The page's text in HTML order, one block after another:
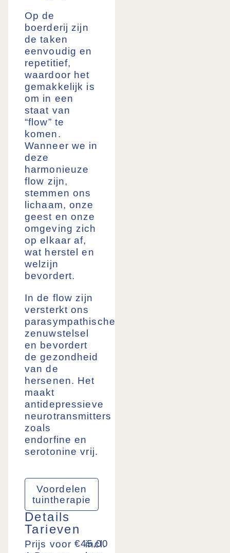
Op de
boerderij zijn
de taken
eenvoudig en
repetitief,
waardoor het
gemakkelijk is
om in een
staat van
“flow” te
komen.
Wanneer we in
deze
harmonieuze
flow zijn,
stemmen ons
lichaam, onze
geest en onze
omgeving zich
op elkaar af,
wat herstel en
welzijn
bevordert.
In de flow zijn
versterkt ons
parasympathische
zenuwstelsel
en bevordert
de gezondheid
van de
hersenen. Het
maakt
antidepressieve
neurotransmitters
zoals
endorfine en
serotonine vrij.
Voordelen
tuintherapie
Details
Tarieven
Prijs voor €45,00
incl.